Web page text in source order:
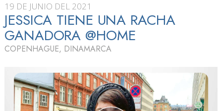
19 DE JUNIO DEL 2021
JESSICA TIENE UNA RACHA
GANADORA @HOME
COPENHAGUE, DINAMARCA